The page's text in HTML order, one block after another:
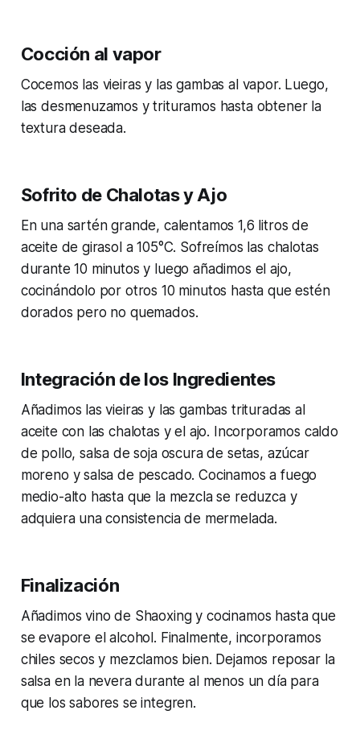
Cocción al vapor
Cocemos las vieiras y las gambas al vapor. Luego,
las desmenuzamos y trituramos hasta obtener la
textura deseada.
Sofrito de Chalotas y Ajo
En una sartén grande, calentamos 1,6 litros de
aceite de girasol a 105°C. Sofreímos las chalotas
durante 10 minutos y luego añadimos el ajo,
cocinándolo por otros 10 minutos hasta que estén
dorados pero no quemados.
Integración de los Ingredientes
Añadimos las vieiras y las gambas trituradas al
aceite con las chalotas y el ajo. Incorporamos caldo
de pollo, salsa de soja oscura de setas, azúcar
moreno y salsa de pescado. Cocinamos a fuego
medio-alto hasta que la mezcla se reduzca y
adquiera una consistencia de mermelada.
Finalización
Añadimos vino de Shaoxing y cocinamos hasta que
se evapore el alcohol. Finalmente, incorporamos
chiles secos y mezclamos bien. Dejamos reposar la
salsa en la nevera durante al menos un día para
que los sabores se integren.